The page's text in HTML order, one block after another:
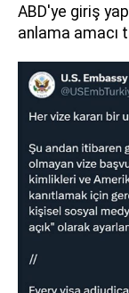
ABD'ye giriş
anlama amacı